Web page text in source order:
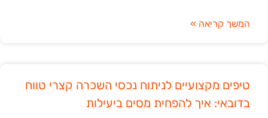
המשך קריאה »
טיפים מקצועיים לניתוח נכסי השכרה קצרי טווח
בדובאי: איך להפחית מסים ביעילות